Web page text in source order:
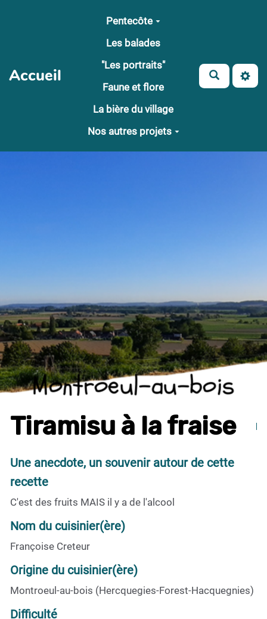
Aller au contenu principal
Accueil
Pentecôte
Les balades
"Les portraits"
Faune et flore
La bière du village
Nos autres projets
Montroeul-au-bois
Tiramisu à la fraise
Une anecdote, un souvenir autour de cette
recette
C'est des fruits MAIS il y a de l'alcool
Nom du cuisinier(ère)
Françoise Creteur
Origine du cuisinier(ère)
Montroeul-au-bois (Hercquegies-Forest-Hacquegnies)
Difficulté